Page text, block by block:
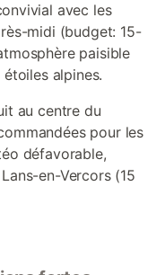
avec les
midi (budget: 15-
paisible
alpines.
au centre du
pour les
défavorable,
en-Vercors (15